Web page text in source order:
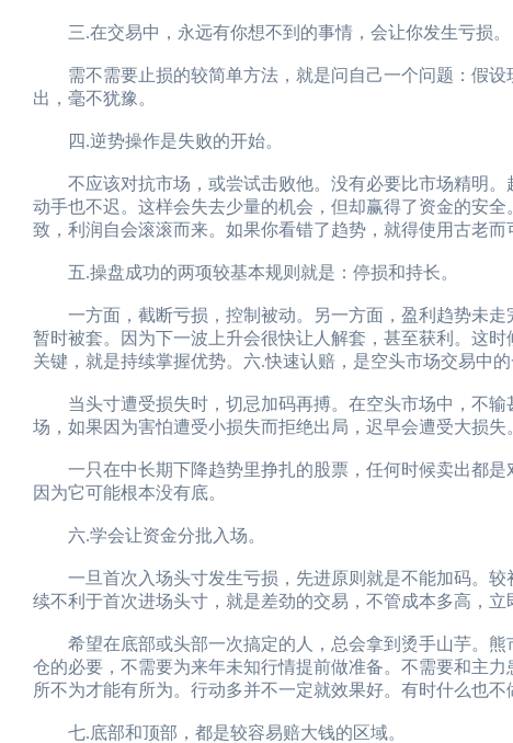
三.在交易中，永远有你想不到的事情，会让你发生亏损。
需不需要止损的较简单方法，就是问自己一个问题：假设
出，毫不犹豫。
四.逆势操作是失败的开始。
不应该对抗市场，或尝试击败他。没有必要比市场精明。
动手也不迟。这样会失去少量的机会，但却赢得了资金的安
致，利润自会滚滚而来。如果你看错了趋势，就得使用古老
五.操盘成功的两项较基本规则就是：停损和持长。
一方面，截断亏损，控制被动。另一方面，盈利趋势未走
暂时被套。因为下一波上升会很快让人解套，甚至获利。这
关键，就是持续掌握优势。六.快速认赔，是空头市场交易中的
当头寸遭受损失时，切忌加码再搏。在空头市场中，不输
场，如果因为害怕遭受小损失而拒绝出局，迟早会遭受大损失
一只在中长期下降趋势里挣扎的股票，任何时候卖出都是
因为它可能根本没有底。
六.学会让资金分批入场。
一旦首次入场头寸发生亏损，先进原则就是不能加码。较
续不利于首次进场头寸，就是差劲的交易，不管成本多高，立
希望在底部或头部一次搞定的人，总会拿到烫手山芋。熊
仓的必要，不需要为来年未知行情提前做准备。不需要和主
所不为才能有所为。行动多并不一定就效果好。有时什么也不
七.底部和顶部，都是较容易赔大钱的区域。